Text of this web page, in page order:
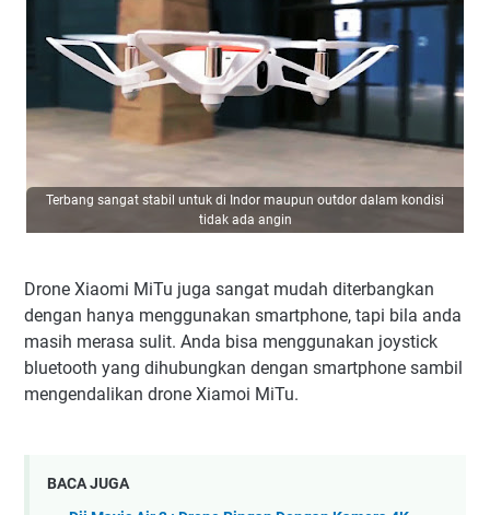
Terbang sangat stabil untuk di Indor maupun outdor dalam kondisi
tidak ada angin
Drone Xiaomi MiTu juga sangat mudah diterbangkan
dengan hanya menggunakan smartphone, tapi bila anda
masih merasa sulit. Anda bisa menggunakan joystick
bluetooth yang dihubungkan dengan smartphone sambil
mengendalikan drone Xiamoi MiTu.
BACA JUGA